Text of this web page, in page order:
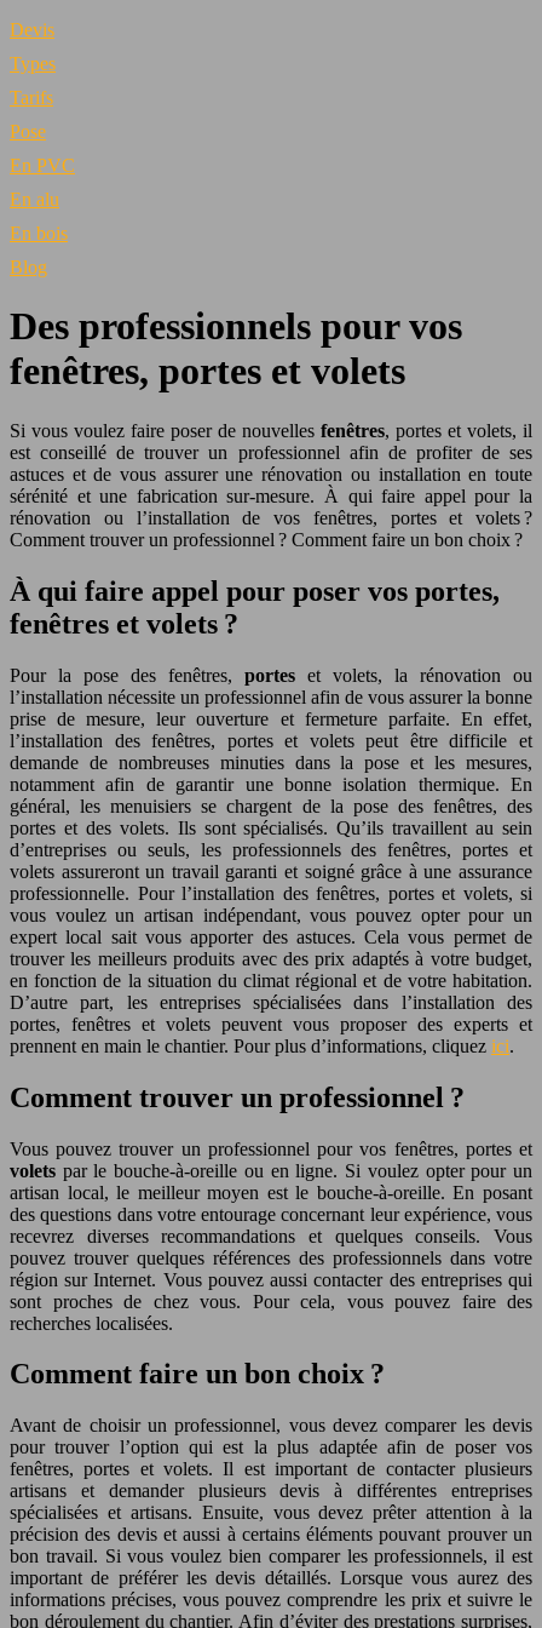
Devis
Types
Tarifs
Pose
En PVC
En alu
En bois
Blog
Des professionnels pour vos
fenêtres, portes et volets
Si vous voulez faire poser de nouvelles fenêtres, portes et volets, il
est conseillé de trouver un professionnel afin de profiter de ses
astuces et de vous assurer une rénovation ou installation en toute
sérénité et une fabrication sur-mesure. À qui faire appel pour la
rénovation ou l’installation de vos fenêtres, portes et volets ?
Comment trouver un professionnel ? Comment faire un bon choix ?
À qui faire appel pour poser vos portes,
fenêtres et volets ?
Pour la pose des fenêtres, portes et volets, la rénovation ou
l’installation nécessite un professionnel afin de vous assurer la bonne
prise de mesure, leur ouverture et fermeture parfaite. En effet,
l’installation des fenêtres, portes et volets peut être difficile et
demande de nombreuses minuties dans la pose et les mesures,
notamment afin de garantir une bonne isolation thermique. En
général, les menuisiers se chargent de la pose des fenêtres, des
portes et des volets. Ils sont spécialisés. Qu’ils travaillent au sein
d’entreprises ou seuls, les professionnels des fenêtres, portes et
volets assureront un travail garanti et soigné grâce à une assurance
professionnelle. Pour l’installation des fenêtres, portes et volets, si
vous voulez un artisan indépendant, vous pouvez opter pour un
expert local sait vous apporter des astuces. Cela vous permet de
trouver les meilleurs produits avec des prix adaptés à votre budget,
en fonction de la situation du climat régional et de votre habitation.
D’autre part, les entreprises spécialisées dans l’installation des
portes, fenêtres et volets peuvent vous proposer des experts et
prennent en main le chantier. Pour plus d’informations, cliquez ici.
Comment trouver un professionnel ?
Vous pouvez trouver un professionnel pour vos fenêtres, portes et
volets par le bouche-à-oreille ou en ligne. Si voulez opter pour un
artisan local, le meilleur moyen est le bouche-à-oreille. En posant
des questions dans votre entourage concernant leur expérience, vous
recevrez diverses recommandations et quelques conseils. Vous
pouvez trouver quelques références des professionnels dans votre
région sur Internet. Vous pouvez aussi contacter des entreprises qui
sont proches de chez vous. Pour cela, vous pouvez faire des
recherches localisées.
Comment faire un bon choix ?
Avant de choisir un professionnel, vous devez comparer les devis
pour trouver l’option qui est la plus adaptée afin de poser vos
fenêtres, portes et volets. Il est important de contacter plusieurs
artisans et demander plusieurs devis à différentes entreprises
spécialisées et artisans. Ensuite, vous devez prêter attention à la
précision des devis et aussi à certains éléments pouvant prouver un
bon travail. Si vous voulez bien comparer les professionnels, il est
important de préférer les devis détaillés. Lorsque vous aurez des
informations précises, vous pouvez comprendre les prix et suivre le
bon déroulement du chantier. Afin d’éviter des prestations surprises,